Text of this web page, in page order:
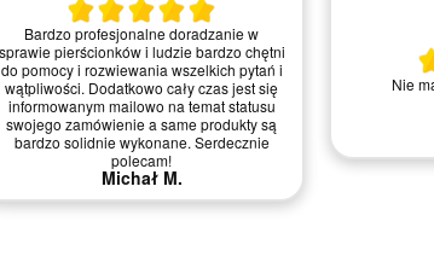
Dzień dobry Chciałabym Państwu a w
szczególności Pani *** z salonu z Krakowa
podziękować za świetną komunikację,
indywidualne podejście oraz życzliwość
jaką Pani *** cechowała się przez cały
proces produkcji naszych obrączek.
Dziękujemy za doradztwo! Wyszły piękne,
zarówno grawer. Jesteśmy ogromnie
zadowoleni. Dziękujemy i pozdrawiamy
serdecznie Malwina Wiśniewska Łukasz